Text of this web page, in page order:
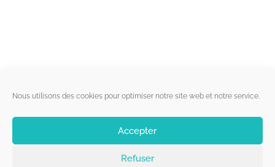
Nous utilisons des cookies pour optimiser notre site web et notre service.
Accepter
Refuser
Liens utiles
Qui sommes-nous ?
Politique de cookies